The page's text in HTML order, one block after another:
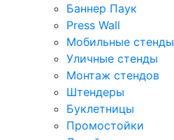
Баннер Паук
Press Wall
Мобильные стенды
Уличные стенды
Монтаж стендов
Штендеры
Буклетницы
Промостойки